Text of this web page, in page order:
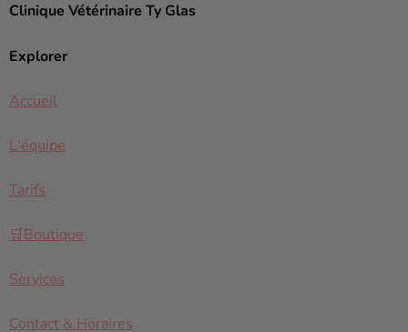
Explorer
Accueil
L'équipe
Tarifs
🛒Boutique
Services
Contact & Horaires
Clinique Vétérinaire Ty Glas